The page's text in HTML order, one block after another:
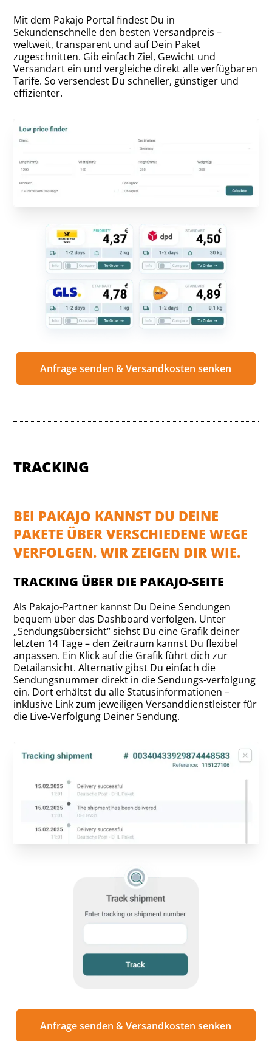
Mit dem Pakajo Portal findest Du in
Sekundenschnelle den besten Versandpreis –
weltweit, transparent und auf Dein Paket
zugeschnitten. Gib einfach Ziel, Gewicht und
Versandart ein und vergleiche direkt alle verfügbaren
Tarife. So versendest Du schneller, günstiger und
effizienter.
Anfrage senden & Versandkosten senken
TRACKING
BEI PAKAJO KANNST DU DEINE
PAKETE ÜBER VERSCHIEDENE WEGE
VERFOLGEN. WIR ZEIGEN DIR WIE.
TRACKING ÜBER DIE PAKAJO-SEITE
Als Pakajo-Partner kannst Du Deine Sendungen
bequem über das Dashboard verfolgen. Unter
„Sendungsübersicht“ siehst Du eine Grafik deiner
letzten 14 Tage – den Zeitraum kannst Du flexibel
anpassen. Ein Klick auf die Grafik führt dich zur
Detailansicht. Alternativ gibst Du einfach die
Sendungsnummer direkt in die Sendungs-verfolgung
ein. Dort erhältst du alle Statusinformationen –
inklusive Link zum jeweiligen Versanddienstleister für
die Live-Verfolgung Deiner Sendung.
Anfrage senden & Versandkosten senken